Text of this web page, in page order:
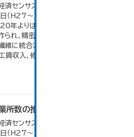
済センサス。 各年12月31日現在
（H27～）・平成23年のみ平成24
年よりはん用機械、生産用機械、
れ、精密機械、一般用機械の分類
維に統合された。 製造品出荷額等
賃収入、修理料収入額、その他の収
所数の推移
済センサス。各年12月31日現在
（H27～）・平成23年のみ平成24